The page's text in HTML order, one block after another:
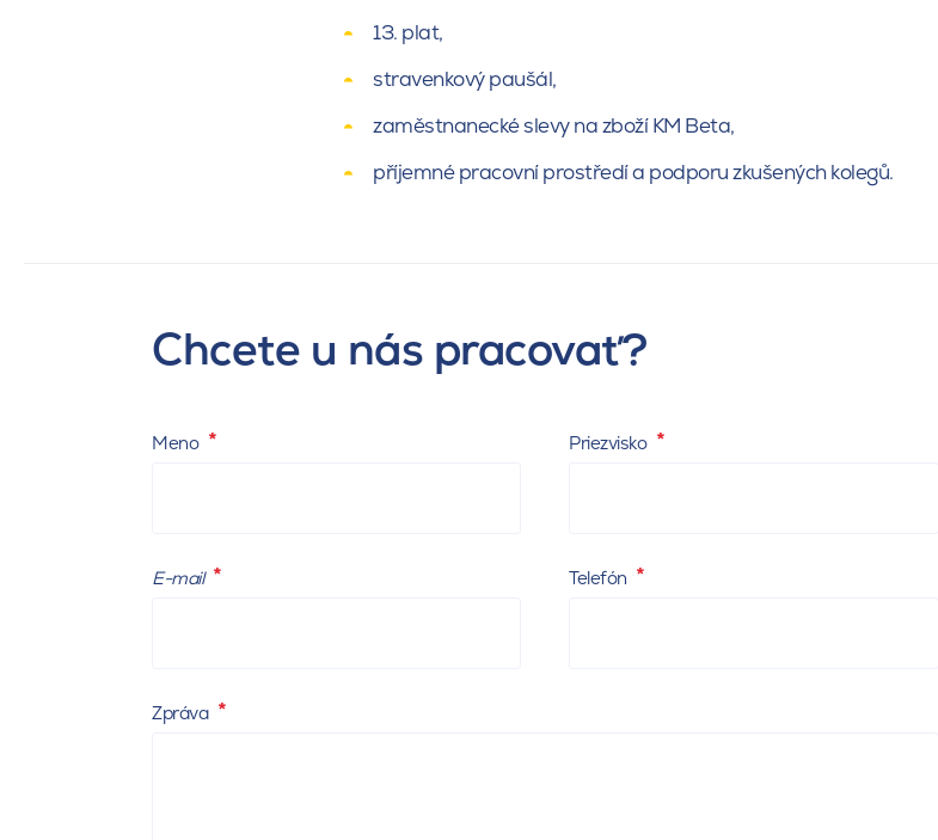
13. plat,
stravenkový paušál,
zaměstnanecké slevy na zboží KM Beta,
příjemné pracovní prostředí a podporu zkušených kolegů.
Chcete u nás pracovať?
Meno Priezvisko
E-mail Telefón
Zpráva